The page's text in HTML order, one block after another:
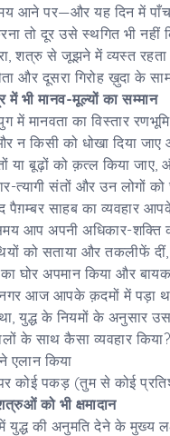
आने पर—और यह दिन में
तो दूर उसे स्थगित भी
शत्रु से जूझने में व्यस्त
और दूसरा गिरोह ख़ुदा के
में भी मानव-मूल्यों का सम्मान
में मानवता का विस्तार
न किसी को धोखा दिया
या बूढ़ों को क़त्ल किया
त्यागी संतों और उन लोगों
साहब का व्यवहार
आप अपनी अधिकार-शक्ति
को सताया और तकलीफें
घोर अपमान किया और
आज आपके क़दमों में पड़ा
था, युद्ध के नियमों के
के साथ कैसा व्यवहार
एलान किया
कोई पकड़ (तुम से कोई
को भी क्षमादान
युद्ध की अनुमति देने के मुख्य